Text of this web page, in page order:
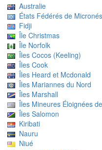
Australie
États Fédérés de
Fidji
Île Christmas
Île Norfolk
Îles Cocos (Keeling)
Îles Cook
Îles Heard et Mcdonald
Îles Mariannes du Nord
Îles Marshall
Îles Mineures Éloignées
Îles Salomon
Kiribati
Nauru
Niué